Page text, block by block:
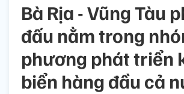
Bà Rịa - Vũng Tàu
đấu nằm trong
phương phát triển
biển hàng đầu cả